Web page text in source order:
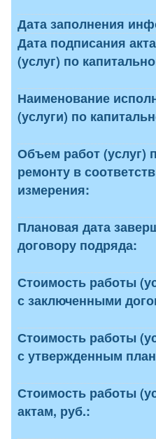
Дата заполнения
Дата подписания
(услуг) по
Наименование
(услуги) по
Объем работ (услуг)
ремонту в
измерения:
Плановая дата
договору подряда:
Стоимость работы
с заключенными
Стоимость работы
с утвержденным
Стоимость работы
актам, руб.: